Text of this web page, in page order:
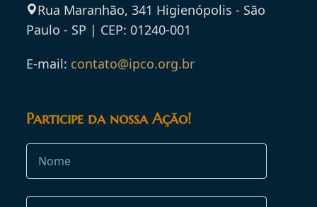
Rua Maranhão, 341 Higienópolis - São
Paulo - SP | CEP: 01240-001
E-mail: contato@ipco.org.br
Participe da nossa Ação!